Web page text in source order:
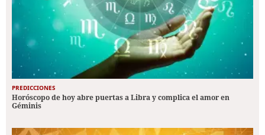
PREDICCIONES
Horóscopo de hoy abre puertas a Libra y complica el amor en
Géminis